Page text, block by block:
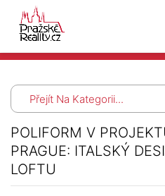
Přejít Na Kategorii...
POLIFORM V
PRAGUE: ITALSKÝ
LOFTU